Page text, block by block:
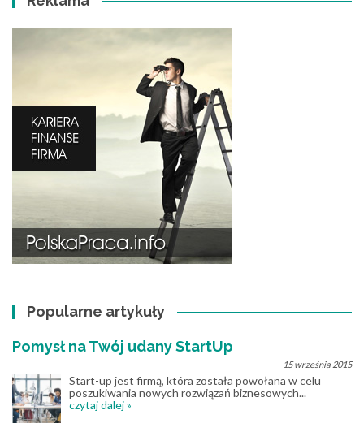
Popularne artykuły
Pomysł na Twój udany StartUp
15 września 2015
Start-up jest firmą, która została powołana w celu
poszukiwania nowych rozwiązań biznesowych...
czytaj dalej »